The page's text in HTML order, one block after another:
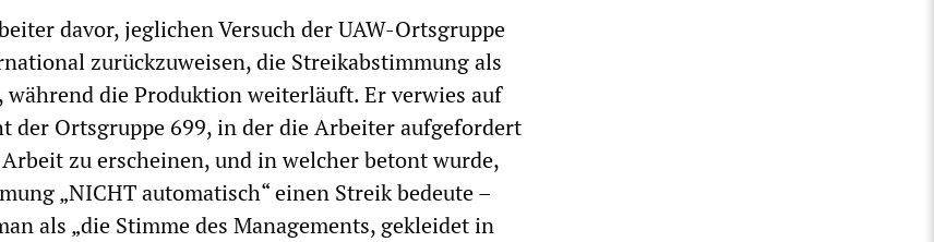
davor, jeglichen Versuch der UAW-Ortsgruppe
zurückzuweisen, die Streikabstimmung als
die Produktion weiterläuft. Er verwies auf
der Ortsgruppe 699, in der die Arbeiter aufgefordert
zu erscheinen, und in welcher betont wurde,
„NICHT automatisch“ einen Streik bedeute –
als „die Stimme des Managements, gekleidet in